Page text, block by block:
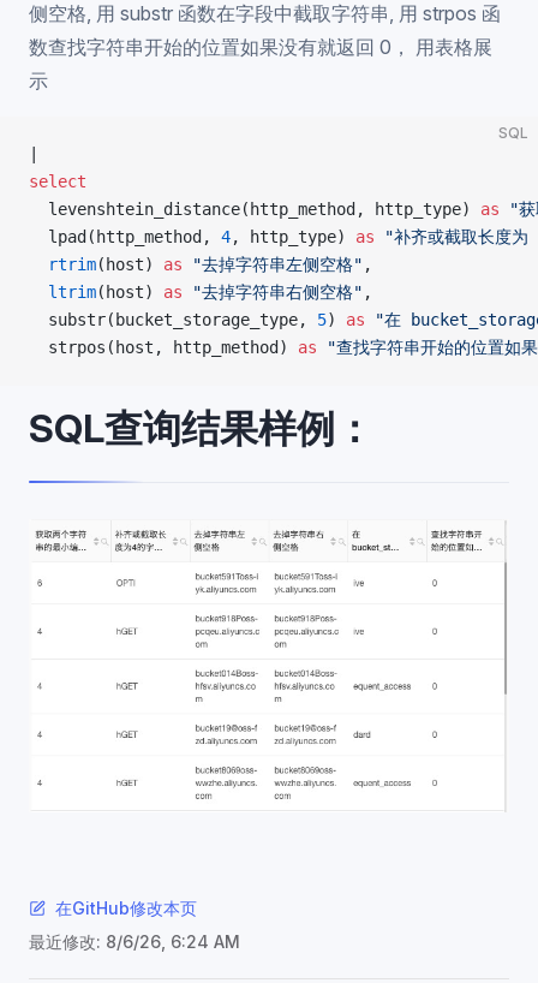
侧空格, 用 substr 函数在字段中截取字符串, 用 strpos 函
数查找字符串开始的位置如果没有就返回 0， 用表格展
示
SQL
select
  levenshtein_distance(http_method, http_type)
as "获
  lpad(http_method,
4, http_type) as "补齐或截取长度
  rtrim
(host) as "去掉字符串左侧空格" ,
  ltrim
(host) as "去掉字符串右侧空格" ,
  substr(bucket_storage_type,
5) as "在
  strpos(host, http_method)
as "查找字符串开始的位置如
SQL查询结果样例：
在GitHub修改本页
最近修改: 8/6/26, 6:24 AM